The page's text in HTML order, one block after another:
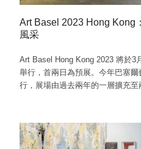
Art Basel 2023 Hong Kong
風采
Art Basel Hong Kong 2023 將於3
舉行，首兩日為預展。今年巴塞
行，展場由過去兩年的一層擴充